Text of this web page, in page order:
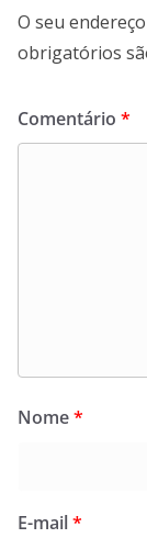
O seu
obrigatórios
Comentário *
Nome*
E-mail*